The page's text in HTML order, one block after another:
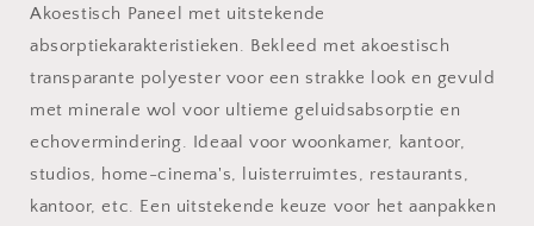
Akoestisch
Paneel
Akoestisch
Paneel
Akoestisch Paneel met uitstekende
absorptiekarakteristieken. Bekleed met akoestisch
transparante polyester voor een strakke look en gevuld
met minerale wol voor ultieme geluidsabsorptie en
echovermindering. Ideaal voor woonkamer, kantoor,
studios, home-cinema's, luisterruimtes, restaurants,
kantoor, etc. Een uitstekende keuze voor het aanpakken